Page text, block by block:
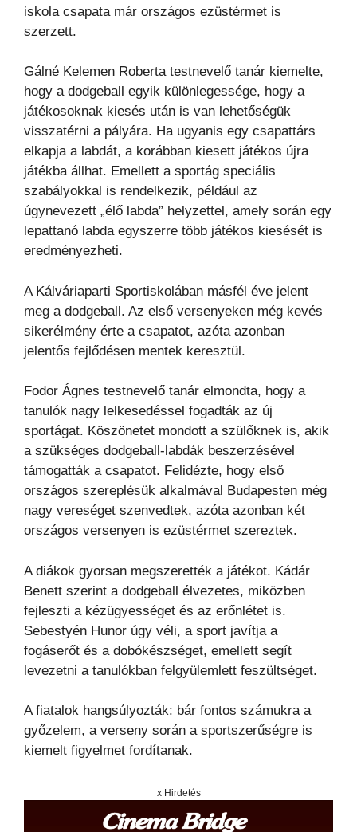
iskola csapata már országos ezüstérmet is
szerzett.
Gálné Kelemen Roberta testnevelő tanár kiemelte,
hogy a dodgeball egyik különlegessége, hogy a
játékosoknak kiesés után is van lehetőségük
visszatérni a pályára. Ha ugyanis egy csapattárs
elkapja a labdát, a korábban kiesett játékos újra
játékba állhat. Emellett a sportág speciális
szabályokkal is rendelkezik, például az
úgynevezett „élő labda” helyzettel, amely során egy
lepattanó labda egyszerre több játékos kiesését is
eredményezheti.
A Kálváriaparti Sportiskolában másfél éve jelent
meg a dodgeball. Az első versenyeken még kevés
sikerélmény érte a csapatot, azóta azonban
jelentős fejlődésen mentek keresztül.
Fodor Ágnes testnevelő tanár elmondta, hogy a
tanulók nagy lelkesedéssel fogadták az új
sportágat. Köszönetet mondott a szülőknek is, akik
a szükséges dodgeball-labdák beszerzésével
támogatták a csapatot. Felidézte, hogy első
országos szereplésük alkalmával Budapesten még
nagy vereséget szenvedtek, azóta azonban két
országos versenyen is ezüstérmet szereztek.
A diákok gyorsan megszerették a játékot. Kádár
Benett szerint a dodgeball élvezetes, miközben
fejleszti a kézügyességet és az erőnlétet is.
Sebestyén Hunor úgy véli, a sport javítja a
fogáserőt és a dobókészséget, emellett segít
levezetni a tanulókban felgyülemlett feszültséget.
A fiatalok hangsúlyozták: bár fontos számukra a
győzelem, a verseny során a sportszerűségre is
kiemelt figyelmet fordítanak.
x Hirdetés